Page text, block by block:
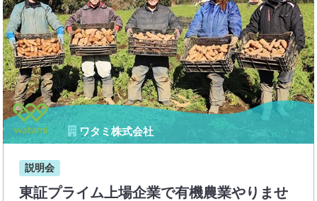
ワタミ株式会社
説明会
東証プライム上場企業で有機農業やりませ